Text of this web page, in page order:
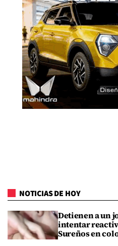
NOTICIAS DE HOY
Detienen a un
intentar
Sureños en